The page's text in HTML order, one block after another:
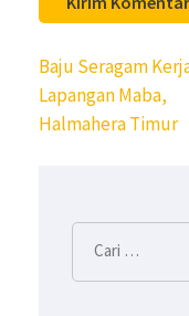
Navigasi
pos
Baju Seragam
Lapangan Maba,
Halmahera Timur
Cari
untuk: